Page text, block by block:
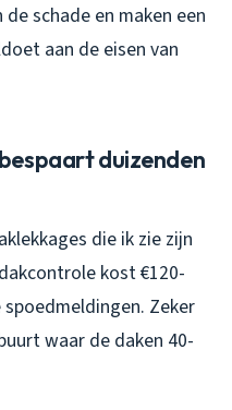
schade en maken een
aan de eisen van
duizenden
die ik zie zijn
kost €120-
Zeker
waar de daken 40-